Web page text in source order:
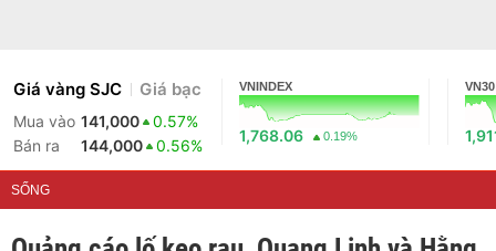
Giá vàng SJC Giá bạc
Mua vào 141,000
0.57%
Bán ra
144,000 0.56%
VNINDEX
1,768.06 0.19%
VN30
SỐNG